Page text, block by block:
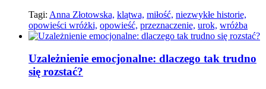
Tagi: Anna Złotowska, klątwa, miłość, niezwykłe historie,
opowieści wróżki, opowieść, przeznaczenie, urok, wróżba
Uzależnienie emocjonalne: dlaczego tak trudno
się rozstać?